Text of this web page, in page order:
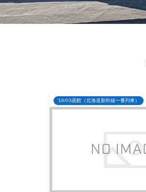
'16/03函館（北海道新幹線一番列車）